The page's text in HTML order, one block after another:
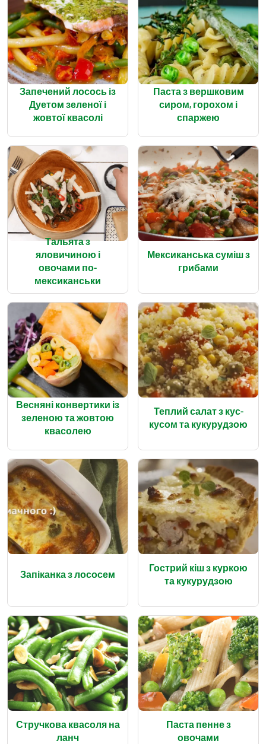
Запечений лосось із
Дуетом зеленої і
жовтої квасолі
Паста з вершковим
сиром, горохом і
спаржею
Тальята з
яловичиною і
овочами по-
мексиканськи
Мексиканська суміш з
грибами
Весняні конвертики із
зеленою та жовтою
квасолею
Теплий салат з кус-
кусом та кукурудзою
Запіканка з лососем
Гострий кіш з куркою
та кукурудзою
Стручкова квасоля на
ланч
Паста пенне з
овочами